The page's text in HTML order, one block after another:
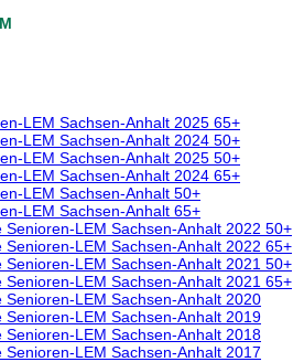
LEM Sachsen-Anhalt 2025 65+
LEM Sachsen-Anhalt 2024 50+
LEM Sachsen-Anhalt 2025 50+
LEM Sachsen-Anhalt 2024 65+
LEM Sachsen-Anhalt 50+
LEM Sachsen-Anhalt 65+
Senioren-LEM Sachsen-Anhalt 2022 50+
Senioren-LEM Sachsen-Anhalt 2022 65+
Senioren-LEM Sachsen-Anhalt 2021 50+
Senioren-LEM Sachsen-Anhalt 2021 65+
Senioren-LEM Sachsen-Anhalt 2020
Senioren-LEM Sachsen-Anhalt 2019
Senioren-LEM Sachsen-Anhalt 2018
Senioren-LEM Sachsen-Anhalt 2017